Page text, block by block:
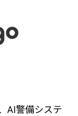
AI警備システ